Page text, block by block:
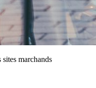
marchands